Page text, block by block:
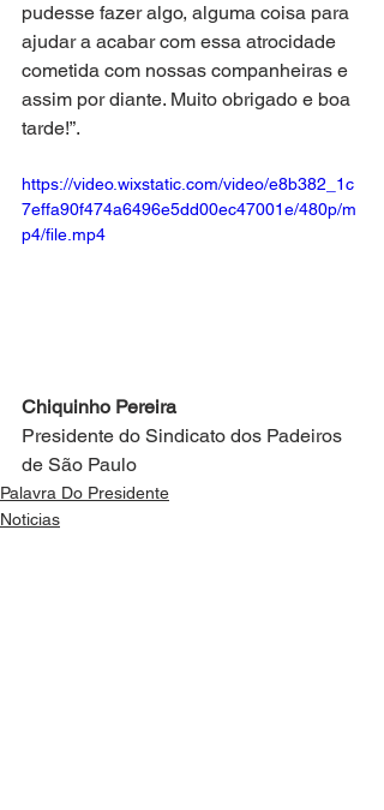
pudesse fazer algo, alguma coisa para
ajudar a acabar com essa atrocidade
cometida com nossas companheiras e
assim por diante. Muito obrigado e boa
tarde!”.
https://video.wixstatic.com/video/e8b382_1c
7effa90f474a6496e5dd00ec47001e/480p/m
p4/file.mp4
Chiquinho Pereira
Presidente do Sindicato dos Padeiros
de São Paulo
Palavra Do Presidente
Noticias